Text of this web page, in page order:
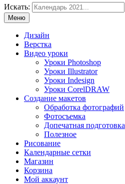
Искать:
Меню
Дизайн
Верстка
Видео уроки
Уроки Photoshop
Уроки Illustrator
Уроки Indesign
Уроки CorelDRAW
Создание макетов
Обработка фотографий
Фотосъемка
Допечатная подготовка
Полезное
Рисование
Календарные сетки
Магазин
Корзина
Мой аккаунт